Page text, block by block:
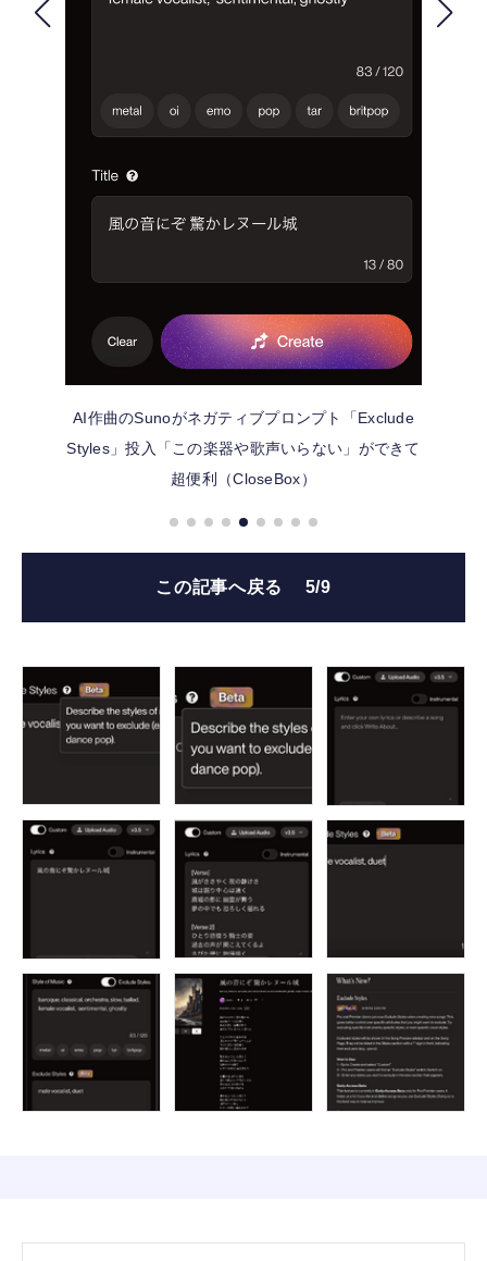
AI作曲のSunoがネガティブプロンプト「Exclude
Styles」投入「この楽器や歌声いらない」ができて
超便利（CloseBox）
この記事へ戻る 5/9